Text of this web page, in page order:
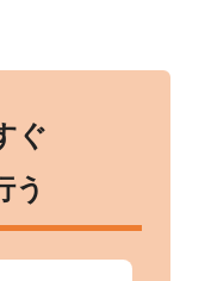
ぐ
う